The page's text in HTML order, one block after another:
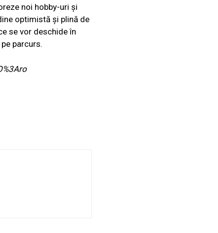
noi hobby-uri și
optimistă și plină de
se vor deschide în
parcurs.